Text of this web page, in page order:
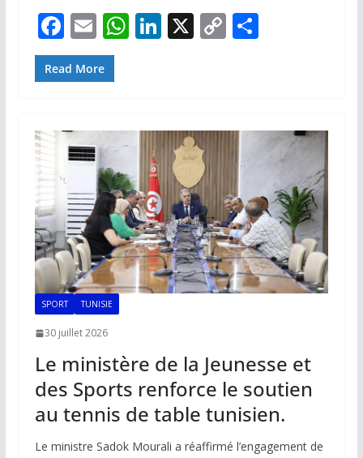
F
ac
e
o
o
k
E
m
ai
W
h
A
p
p
Li
n
dI
n
X C
o
Li
n
k
P
er
Read More
SPORT TUNISIE
30 juillet 2026
Le ministère de la Jeunesse et
des Sports renforce le soutien
au tennis de table tunisien.
Le ministre Sadok Mourali a réaffirmé l’engagement de